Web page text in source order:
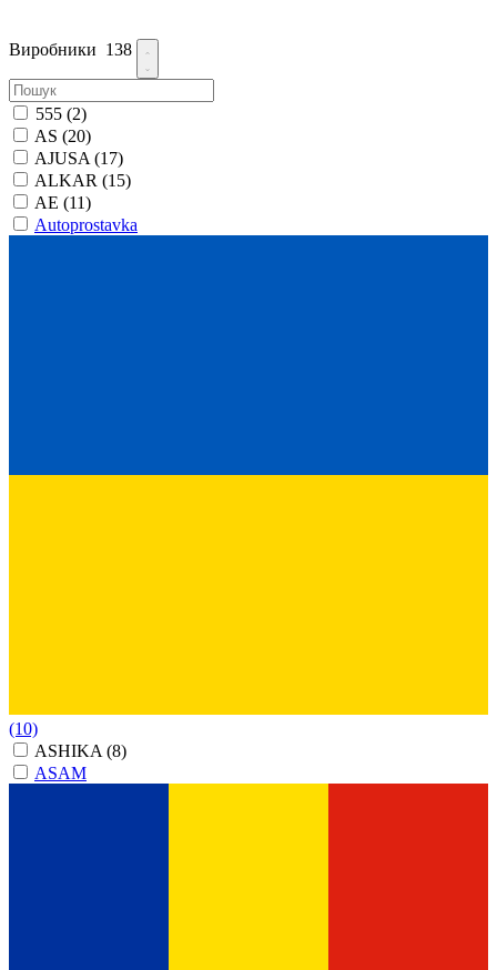
Виробники 138
555 (2)
AS (20)
AJUSA (17)
ALKAR (15)
AE (11)
Autoprostavka
(10)
ASHIKA (8)
ASAM